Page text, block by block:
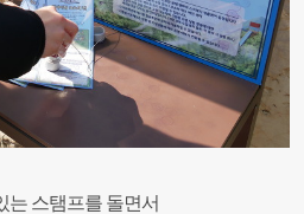
는 스탬프를 돌면서